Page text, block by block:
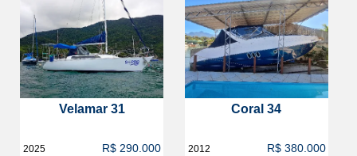
Velamar 31
2025 R$ 290.000
Coral 34
2012 R$ 380.000